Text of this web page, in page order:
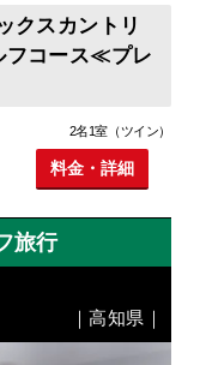
クスカントリ
フコース≪プレ
2名1室（ツイン）
料金・詳細
旅行
｜高知県｜